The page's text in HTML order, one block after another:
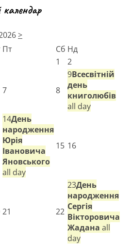
>
Пт Сб Нд
1
2
7 8
9Всесвітній
день
книголюбів
all day
14День
народження
Юрія
Івановича
Яновського
all day
15 16
21 22
23День
народження
Сергія
Вікторовича
Жадана all
day